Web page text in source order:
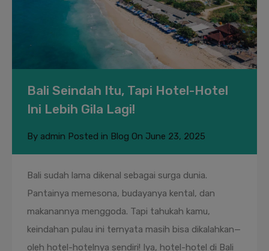
Bali Seindah Itu, Tapi Hotel-Hotel
Ini Lebih Gila Lagi!
By admin Posted in Blog On June 23, 2025
Bali sudah lama dikenal sebagai surga dunia.
Pantainya memesona, budayanya kental, dan
makanannya menggoda. Tapi tahukah kamu,
keindahan pulau ini ternyata masih bisa dikalahkan—
oleh hotel-hotelnya sendiri! Iya, hotel-hotel di Bali